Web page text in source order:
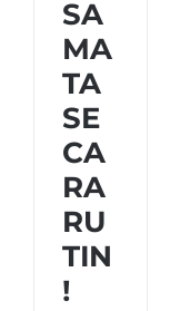
SA
MA
TA
SE
CA
RA
RU
TIN
!